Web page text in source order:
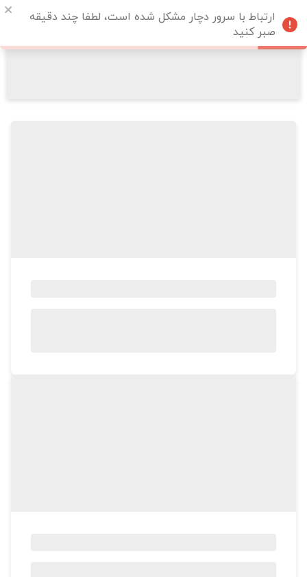
ارتباط با سرور دچار مشکل شده است، لطفا چند دقیقه
صبر کنید